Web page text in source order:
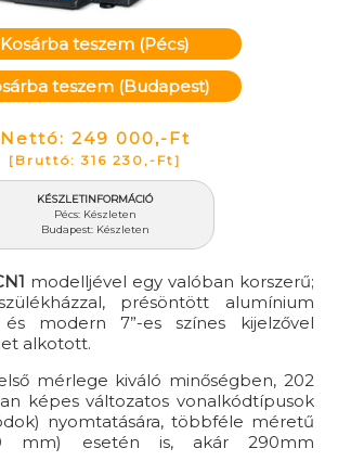
Kosárba teszem (Pécs)
teszem (Budapest)
Nettó: 249 000,-Ft
[Bruttó: 316 230,-Ft]
KÉSZLETINFORMÁCIÓ
Pécs: Készleten
Budapest: Készleten
modelljével egy valóban korszerű;
présöntött alumínium
modern 7”-es színes kijelzővel
alkotott.
mérlege kiváló minőségben, 202
képes változatos vonalkódtípusok
nyomtatására, többféle méretű
mm) esetén is, akár 290mm